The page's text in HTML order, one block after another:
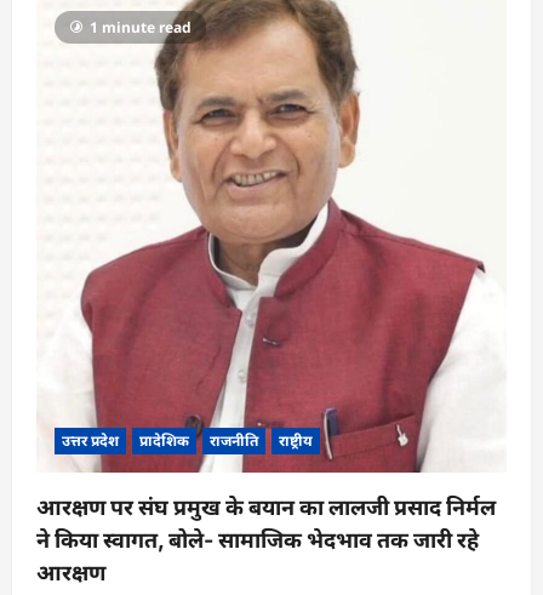
1 minute read
उत्तर प्रदेश प्रादेशिक राजनीति राष्ट्रीय
आरक्षण पर संघ प्रमुख के बयान का लालजी प्रसाद निर्मल
ने किया स्वागत, बोले- सामाजिक भेदभाव तक जारी रहे
आरक्षण